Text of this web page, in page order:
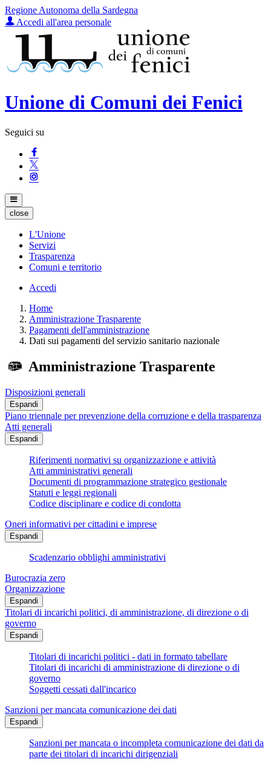
Regione Autonoma della Sardegna
Accedi all'area personale
Unione di Comuni dei Fenici
Seguici su
close
L'Unione
Servizi
Trasparenza
Comuni e territorio
Accedi
Home
Amministrazione Trasparente
Pagamenti dell'amministrazione
Dati sui pagamenti del servizio sanitario nazionale
Amministrazione Trasparente
Disposizioni generali
Espandi
Piano triennale per prevenzione della corruzione e della trasparenza
Atti generali
Espandi
Riferimenti normativi su organizzazione e attività
Atti amministrativi generali
Documenti di programmazione strategico gestionale
Statuti e leggi regionali
Codice disciplinare e codice di condotta
Oneri informativi per cittadini e imprese
Espandi
Scadenzario obblighi amministrativi
Burocrazia zero
Organizzazione
Espandi
Titolari di incarichi politici, di amministrazione, di direzione o di
governo
Espandi
Titolari di incarichi politici - dati in formato tabellare
Titolari di incarichi di amministrazione di direzione o di
governo
Soggetti cessati dall'incarico
Sanzioni per mancata comunicazione dei dati
Espandi
Sanzioni per mancata o incompleta comunicazione dei dati da
parte dei titolari di incarichi dirigenziali